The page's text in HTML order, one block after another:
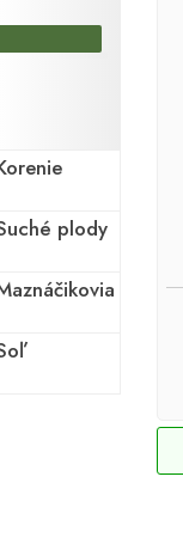
plody